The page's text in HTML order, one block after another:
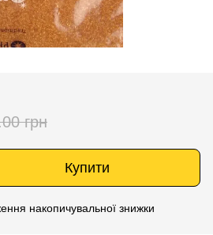
грн
Купити
накопичувальної знижки